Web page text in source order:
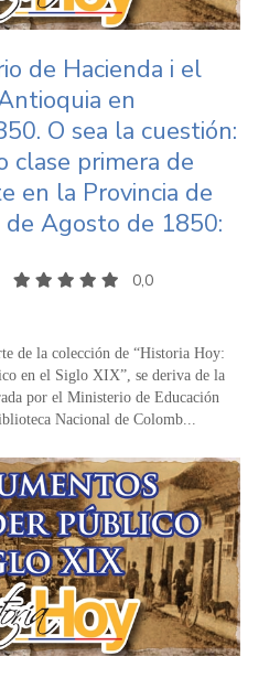
de Hacienda i el
en
O sea la cuestión:
clase primera de
en la Provincia de
Agosto de 1850:
0,0
de la colección de “Historia Hoy:
en el Siglo XIX”, se deriva de la
por el Ministerio de Educación
Nacional de Colomb...